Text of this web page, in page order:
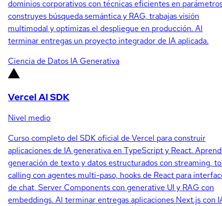
dominios corporativos con técnicas eficientes en
construyes búsqueda semántica y RAG, trabajas visión
multimodal y optimizas el despliegue en producción. Al
terminar entregas un proyecto integrador de IA aplicada.
Ciencia de Datos IA Generativa
Vercel AI SDK
Nivel medio
Curso completo del SDK oficial de Vercel para construir
aplicaciones de IA generativa en TypeScript y React.
generación de texto y datos estructurados con streaming,
calling con agentes multi-paso, hooks de React para
de chat, Server Components con generative UI y RAG con
embeddings. Al terminar entregas aplicaciones Next.js con